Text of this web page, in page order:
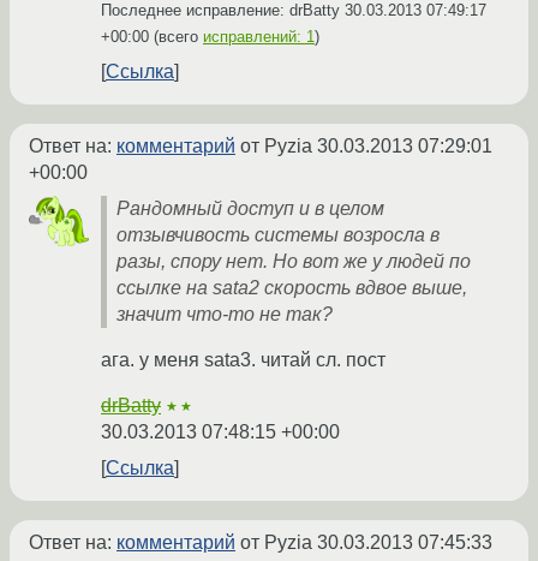
Последнее исправление: drBatty 30.03.2013 07:49:17
+00:00 (всего исправлений: 1)
Ссылка
Ответ на: комментарий от Pyzia 30.03.2013 07:29:01
+00:00
Рандомный доступ и в целом
отзывчивость системы возросла в
разы, спору нет. Но вот же у людей по
ссылке на sata2 скорость вдвое выше,
значит что-то не так?
ага. у меня sata3. читай сл. пост
drBatty ★★
30.03.2013 07:48:15 +00:00
Ссылка
Ответ на: комментарий от Pyzia 30.03.2013 07:45:33